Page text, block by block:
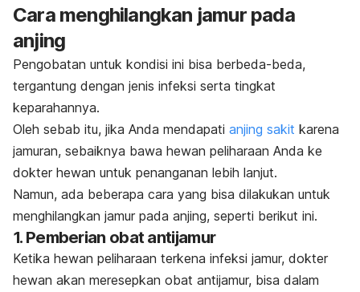
Cara menghilangkan jamur pada
anjing
Pengobatan untuk kondisi ini bisa berbeda-beda,
tergantung dengan jenis infeksi serta tingkat
keparahannya.
Oleh sebab itu, jika Anda mendapati anjing sakit karena
jamuran, sebaiknya bawa hewan peliharaan Anda ke
dokter hewan untuk penanganan lebih lanjut.
Namun, ada beberapa cara yang bisa dilakukan untuk
menghilangkan jamur pada anjing, seperti berikut ini.
1. Pemberian obat antijamur
Ketika hewan peliharaan terkena infeksi jamur, dokter
hewan akan meresepkan obat antijamur, bisa dalam